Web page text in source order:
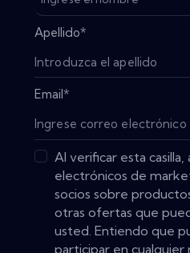
Apellido*
Email*
Al verificar esta
electrónicos de
socios sobre
otras ofertas que
usted. Entiendo que
participar en